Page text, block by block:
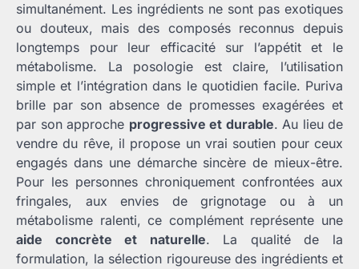
simultanément. Les ingrédients ne sont pas exotiques
ou douteux, mais des composés reconnus depuis
longtemps pour leur efficacité sur l’appétit et le
métabolisme. La posologie est claire, l’utilisation
simple et l’intégration dans le quotidien facile. Puriva
brille par son absence de promesses exagérées et
par son approche progressive et durable. Au lieu de
vendre du rêve, il propose un vrai soutien pour ceux
engagés dans une démarche sincère de mieux-être.
Pour les personnes chroniquement confrontées aux
fringales, aux envies de grignotage ou à un
métabolisme ralenti, ce complément représente une
aide concrète et naturelle. La qualité de la
formulation, la sélection rigoureuse des ingrédients et